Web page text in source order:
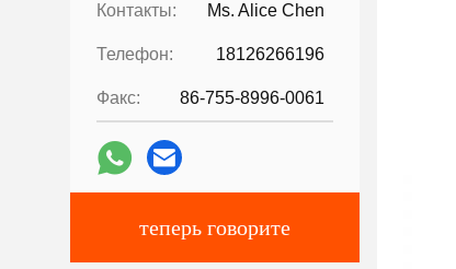
Контакты: Ms. Alice Chen
Телефон: 18126266196
Факс: 86-755-8996-0061
теперь говорите